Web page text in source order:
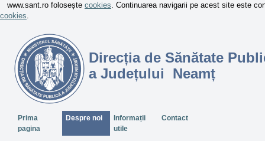
www.sant.ro folosește cookies. Continuarea navigarii pe acest site este
cookies.
Direcția de Sănătate
a Județului Neamț
SectiuniPrima
pagina
Despre noi
Informații
utile
Contact